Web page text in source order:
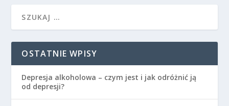
OSTATNIE WPISY
Depresja alkoholowa – czym jest i jak odróżnić ją
od depresji?